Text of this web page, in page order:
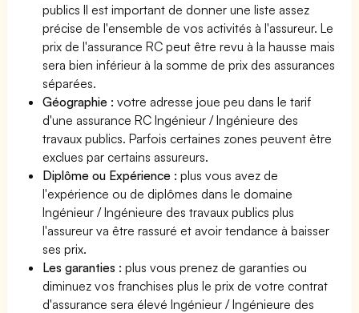
publics Il est important de donner une liste assez
précise de l'ensemble de vos activités à l'assureur. Le
prix de l'assurance RC peut être revu à la hausse mais
sera bien inférieur à la somme de prix des assurances
séparées.
Géographie :votre adresse joue peu dans le tarif
d'une assurance RC Ingénieur / Ingénieure des
travaux publics. Parfois certaines zones peuvent être
exclues par certains assureurs.
Diplôme ou Expérience :plus vous avez de
l'expérience ou de diplômes dans le domaine
Ingénieur / Ingénieure des travaux publics plus
l'assureur va être rassuré et avoir tendance à baisser
ses prix.
Les garanties :plus vous prenez de garanties ou
diminuez vos franchises plus le prix de votre contrat
d'assurance sera élevé Ingénieur / Ingénieure des